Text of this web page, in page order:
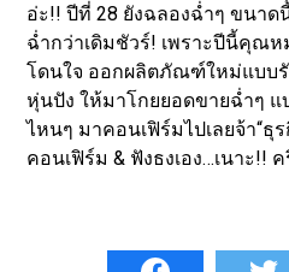
อ่ะ!! ปีที่ 28 ยังฉลองฉ่ำๆ ขนาด
ฉ่ำกว่าเดิมชัวร์! เพราะปีนี้คุณห
โดนใจ ออกผลิตภัณฑ์ใหม่แบบรั
หุ่นปัง ให้มาโกยยอดขายฉ่ำๆ
ไหนๆ มาคอนเฟิร์มไปเลยจ้า“
คอนเฟิร์ม & ฟังธงเอง…เนาะ!!